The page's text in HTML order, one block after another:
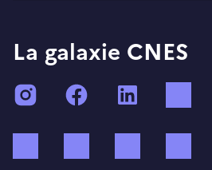
La galaxie CNES
InstagramFacebook